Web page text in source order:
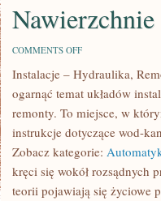
COMMENTS OFFON
I
PODJAZDY
Instalacje – Hydraulika,
ogarnąć temat układów
remonty. To miejsce, w
instrukcje dotyczące wod-
Zobacz kategorie:
kręci się wokół rozsądnych
teorii pojawiają się życiowe